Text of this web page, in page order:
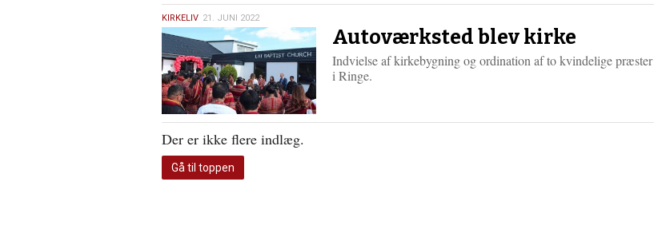
21.
juni
2022
KIRKELIV 21. JUNI 2022
Autoværksted blev kirke
Indvielse af kirkebygning og ordination af to kvindelige præster
i Ringe.
Der er ikke flere indlæg.
Gå til toppen